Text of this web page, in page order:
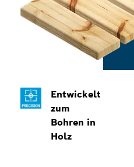
Entwickelt
zum
Bohren in
Holz